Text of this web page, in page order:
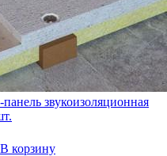
звукоизоляционная
В корзину